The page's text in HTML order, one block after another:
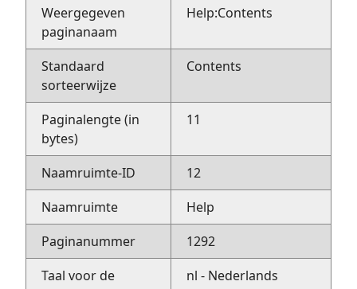
Weergegeven
paginanaam
Help:Contents
Standaard
sorteerwijze
Contents
Paginalengte (in
bytes)
11
Naamruimte-ID
12
Naamruimte
Help
Paginanummer
1292
Taal voor de
nl - Nederlands